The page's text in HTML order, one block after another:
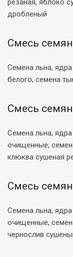
резаная, яблоко
дробленый
Смесь
Семена льна,
белого, семена
Смесь
Семена льна,
очищенные,
клюква сушеная
Смесь
Семена льна,
очищенные,
чернослив